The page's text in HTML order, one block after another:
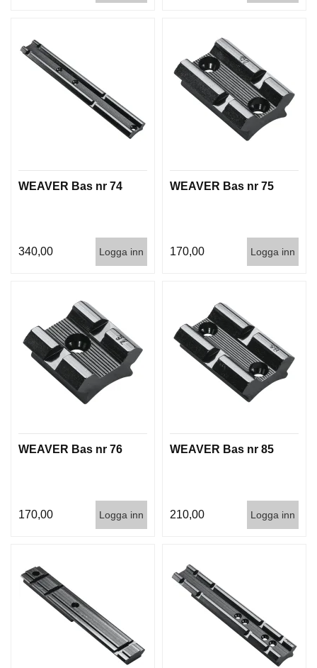
WEAVER Bas nr 74
340,00 Logga inn
WEAVER Bas nr 75
170,00 Logga inn
WEAVER Bas nr 76
170,00 Logga inn
WEAVER Bas nr 85
210,00 Logga inn